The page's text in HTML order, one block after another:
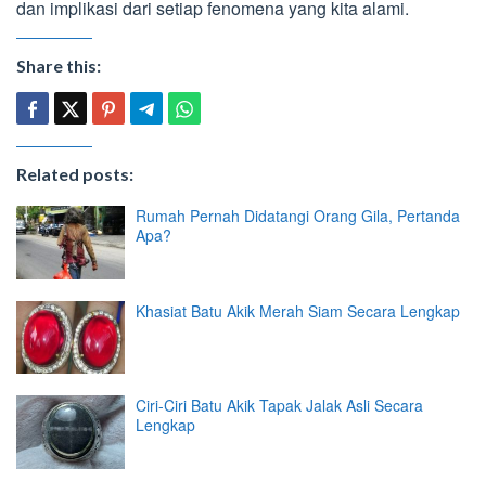
dan implikasi dari setiap fenomena yang kita alami.
Share this:
Related posts:
Rumah Pernah Didatangi Orang Gila, Pertanda
Apa?
Khasiat Batu Akik Merah Siam Secara Lengkap
Ciri-Ciri Batu Akik Tapak Jalak Asli Secara
Lengkap